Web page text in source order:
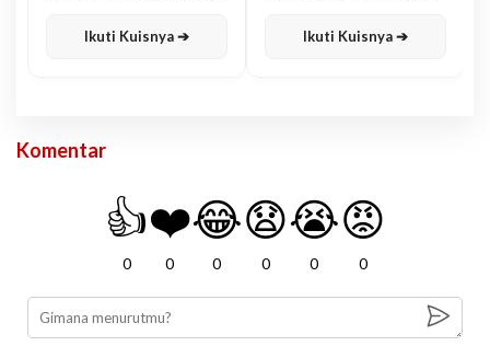
Ikuti Kuisnya ➔ Ikuti Kuisnya ➔
Komentar
👍
0
❤️
0
😂
0
😧
0
😭
0
😡
0